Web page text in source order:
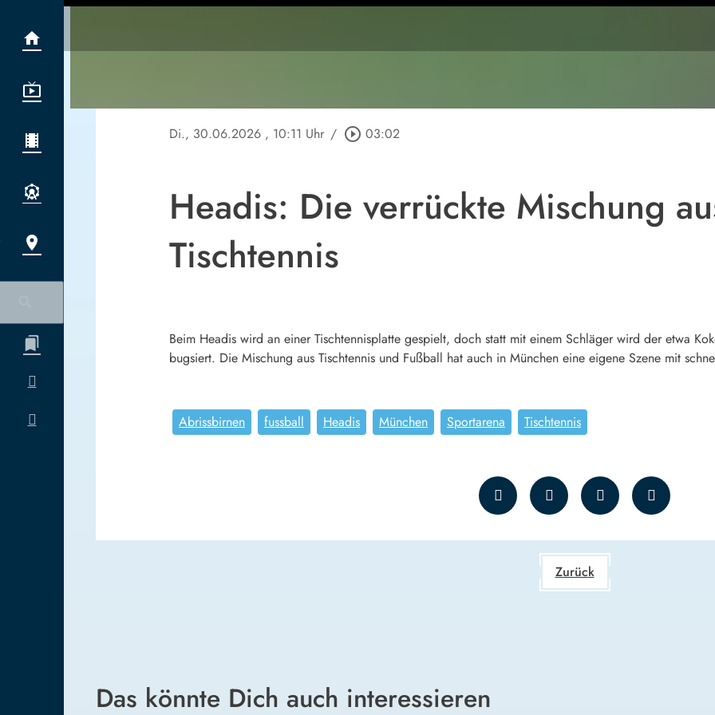
Di., 30.06.2026 , 10:11 Uhr / play_circle_outline 03:02
Headis: Die verrückte Mischung
Tischtennis
Beim Headis wird an einer Tischtennisplatte gespielt, doch statt mit einem Schläger wird der etwa
bugsiert. Die Mischung aus Tischtennis und Fußball hat auch in München eine eigene Szene mit
Abrissbirnen fussball Headis München Sportarena Tischtennis
Zurück
Das könnte Dich auch interessieren